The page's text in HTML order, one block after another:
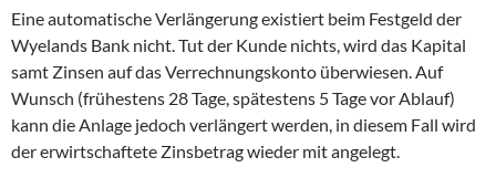
Eine automatische Verlängerung existiert beim Festgeld der
Wyelands Bank nicht. Tut der Kunde nichts, wird das Kapital
samt Zinsen auf das Verrechnungskonto überwiesen. Auf
Wunsch (frühestens 28 Tage, spätestens 5 Tage vor Ablauf)
kann die Anlage jedoch verlängert werden, in diesem Fall wird
der erwirtschaftete Zinsbetrag wieder mit angelegt.